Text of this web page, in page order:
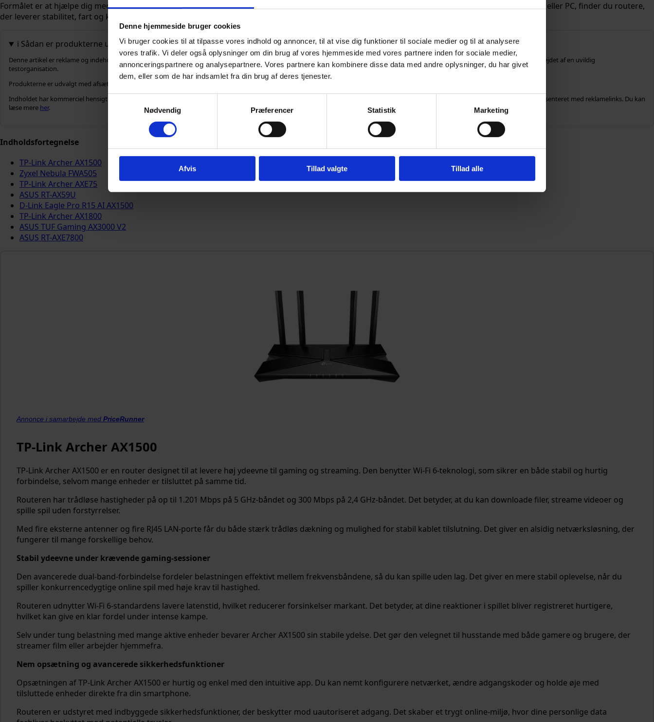
Denne hjemmeside bruger cookies
Vi bruger cookies til at tilpasse vores indhold og annoncer, til at vise dig funktioner til sociale medier og til at analysere
vores trafik. Vi deler også oplysninger om din brug af vores hjemmeside med vores partnere inden for sociale medier,
annonceringspartnere og analysepartnere. Vores partnere kan kombinere disse data med andre oplysninger, du har givet
dem, eller som de har indsamlet fra din brug af deres tjenester.
Nødvendig
Præferencer Statistik Marketing
Afvis Tillad valgte Tillad alle
Formålet er at hjælpe dig med at finde en model, der kan håndtere alt fra gaming og streaming til tunge downloads. Uanset om du spiller på konsol eller PC, finder du routere,
der leverer stabilitet, fart og kvalitet.
ℹ️ Sådan er produkterne udvalgt
Denne artikel er reklame og indeholder betalte reklamelinks. Vi får derfor betaling, når du klikker på de links, du ser i artiklen. Vi har ikke testet produkterne i artiklen, og den er ikke udarbejdet af en uvildig
testorganisation.
Produkterne er udvalgt med afsæt i kommercielle samarbejdsaftaler, brugeranmeldelser og forhandlerdata. Vores indhold bygger ikke på objektive tests eller uafhængige tests.
Indholdet har kommerciel hensigt og er udarbejdet for at præsentere relevante produkter og skabe indtjening via reklamelinks. Derfor ønsker vi at gøre det klart, at alle produkter er præsenteret med reklamelinks. Du kan
læse mere her.
Indholdsfortegnelse
TP-Link Archer AX1500
Zyxel Nebula FWA505
TP-Link Archer AXE75
ASUS RT-AX59U
D-Link Eagle Pro R15 AI AX1500
TP-Link Archer AX1800
ASUS TUF Gaming AX3000 V2
ASUS RT-AXE7800
Annonce i samarbejde med PriceRunner
TP-Link Archer AX1500
TP-Link Archer AX1500 er en router designet til at levere høj ydeevne til gaming og streaming. Den benytter Wi-Fi 6-teknologi, som sikrer en både stabil og hurtig
forbindelse, selvom mange enheder er tilsluttet på samme tid.
Routeren har trådløse hastigheder på op til 1.201 Mbps på 5 GHz-båndet og 300 Mbps på 2,4 GHz-båndet. Det betyder, at du kan downloade filer, streame videoer og
spille spil uden forstyrrelser.
Med fire eksterne antenner og fire RJ45 LAN-porte får du både stærk trådløs dækning og mulighed for stabil kablet tilslutning. Det giver en alsidig netværksløsning, der
fungerer til mange forskellige behov.
Stabil ydeevne under krævende gaming-sessioner
Den avancerede dual-band-forbindelse fordeler belastningen effektivt mellem frekvensbåndene, så du kan spille uden lag. Det giver en mere stabil oplevelse, når du
spiller konkurrencedygtige online spil med høje krav til hastighed.
Routeren udnytter Wi-Fi 6-standardens lavere latenstid, hvilket reducerer forsinkelser markant. Det betyder, at dine reaktioner i spillet bliver registreret hurtigere,
hvilket kan give en klar fordel under intense kampe.
Selv under tung belastning med mange aktive enheder bevarer Archer AX1500 sin stabile ydelse. Det gør den velegnet til husstande med både gamere og brugere, der
streamer film eller arbejder hjemmefra.
Nem opsætning og avancerede sikkerhedsfunktioner
Opsætningen af TP-Link Archer AX1500 er hurtig og enkel med den intuitive app. Du kan nemt konfigurere netværket, ændre adgangskoder og holde øje med
tilsluttede enheder direkte fra din smartphone.
Routeren er udstyret med indbyggede sikkerhedsfunktioner, der beskytter mod uautoriseret adgang. Det skaber et trygt online-miljø, hvor dine personlige data